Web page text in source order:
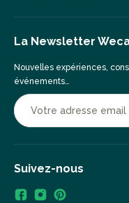
La Newsletter
Nouvelles expériences,
événements…
Suivez-nous